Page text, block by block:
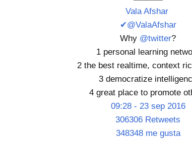
Vala Afshar
✔@ValaAfshar
Why @twitter?
1 personal learning
2 the best realtime, context
3 democratize
4 great place to promote
09:28 - 23 sep 2016
306306 Retweets
348348 me gusta